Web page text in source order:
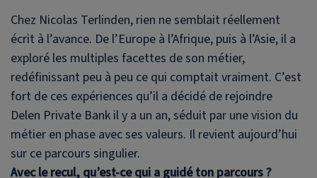
Chez Nicolas Terlinden, rien ne semblait réellement
écrit à l’avance. De l’Europe à l’Afrique, puis à l’Asie, il a
exploré les multiples facettes de son métier,
redéfinissant peu à peu ce qui comptait vraiment. C’est
fort de ces expériences qu’il a décidé de rejoindre
Delen Private Bank il y a un an, séduit par une vision du
métier en phase avec ses valeurs. Il revient aujourd’hui
sur ce parcours singulier.
Avec le recul, qu’est-ce qui a guidé ton parcours ?